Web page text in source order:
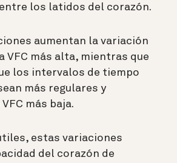
los latidos del corazón.
aumentan la variación
VFC más alta, mientras que
los intervalos de tiempo
más regulares y
más baja.
estas variaciones
del corazón de